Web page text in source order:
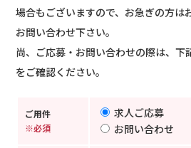
場合もございますので、お急ぎの方は
お問い合わせ下さい。
尚、ご応募・お問い合わせの際は、下
をご確認ください。
ご用件
※必須
求人ご応募
お問い合わせ